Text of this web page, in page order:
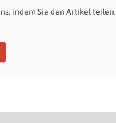
indem Sie den Artikel teilen.